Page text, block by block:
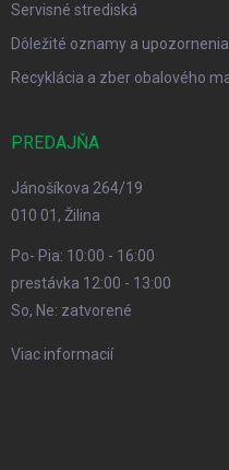
Servisné strediská
Dôležité oznamy a upozornenia
Recyklácia a zber obalového
PREDAJŇA
Jánošíkova 264/19
010 01, Žilina
Po- Pia: 10:00 - 16:00
prestávka 12:00 - 13:00
So, Ne: zatvorené
Viac informacií